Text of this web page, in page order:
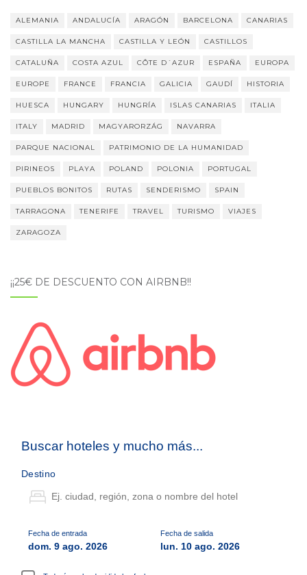
ALEMANIA ANDALUCÍA ARAGÓN BARCELONA CANARIAS
CASTILLA LA MANCHA CASTILLA Y LEÓN CASTILLOS
CATALUÑA COSTA AZUL CÔTE D´AZUR ESPAÑA EUROPA
EUROPE FRANCE FRANCIA GALICIA GAUDÍ HISTORIA
HUESCA HUNGARY HUNGRÍA ISLAS CANARIAS ITALIA
ITALY MADRID MAGYARORZÁG NAVARRA
PARQUE NACIONAL PATRIMONIO DE LA HUMANIDAD
PIRINEOS PLAYA POLAND POLONIA PORTUGAL
PUEBLOS BONITOS RUTAS SENDERISMO SPAIN
TARRAGONA TENERIFE TRAVEL TURISMO VIAJES
ZARAGOZA
¡¡25€ DE DESCUENTO CON AIRBNB!!
Buscar hoteles y mucho más...
Destino
Fecha de entrada
dom. 9 ago. 2026
Fecha de salida
lun. 10 ago. 2026